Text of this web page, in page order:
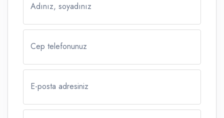
Adınız, soyadınız
Cep telefonunuz
E-posta adresiniz